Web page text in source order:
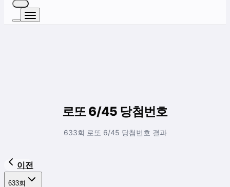
로또 6/45 당첨번호
633회 로또 6/45 당첨번호 결과
이전
633회